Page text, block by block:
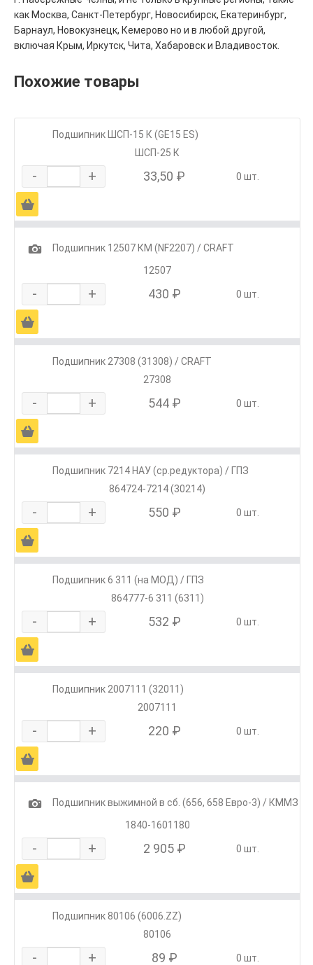
как Москва, Санкт-Петербург, Новосибирск, Екатеринбург,
Барнаул, Новокузнецк, Кемерово но и в любой другой,
включая Крым, Иркутск, Чита, Хабаровск и Владивосток.
Похожие товары
Подшипник ШСП-15 К (GE15 ES)
ШСП-25 К
- + 33,50 ₽ 0 шт.
Ä
1
Подшипник 12507 КМ (NF2207) / CRAFT
12507
- + 430 ₽ 0 шт.
Ä
Подшипник 27308 (31308) / CRAFT
27308
- + 544 ₽ 0 шт.
Ä
Подшипник 7214 НАУ (ср.редуктора) / ГПЗ
864724-7214 (30214)
- + 550 ₽ 0 шт.
Ä
Подшипник 6 311 (на МОД) / ГПЗ
864777-6 311 (6311)
- + 532 ₽ 0 шт.
Ä
Подшипник 2007111 (32011)
2007111
- + 220 ₽ 0 шт.
Ä
1
Подшипник выжимной в сб. (656, 658 Евро-3) / КММЗ
1840-1601180
- + 2 905 ₽ 0 шт.
Ä
Подшипник 80106 (6006.ZZ)
80106
- + 89 ₽ 0 шт.